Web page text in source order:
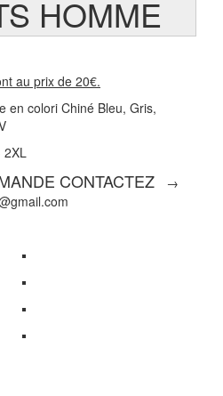
HOMME
au prix de 20€.
en colori Chiné Bleu, Gris,
CONTACTEZ
→